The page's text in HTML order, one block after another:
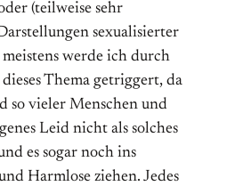
(teilweise sehr
sexualisierter
werde ich durch
Thema getriggert, da
so vieler Menschen und
Leid nicht als solches
es sogar noch ins
Harmlose ziehen. Jedes